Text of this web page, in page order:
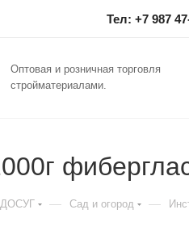
Тел: +7 987
Оптовая и розничная торговля
стройматериалами.
— Сад и огород —